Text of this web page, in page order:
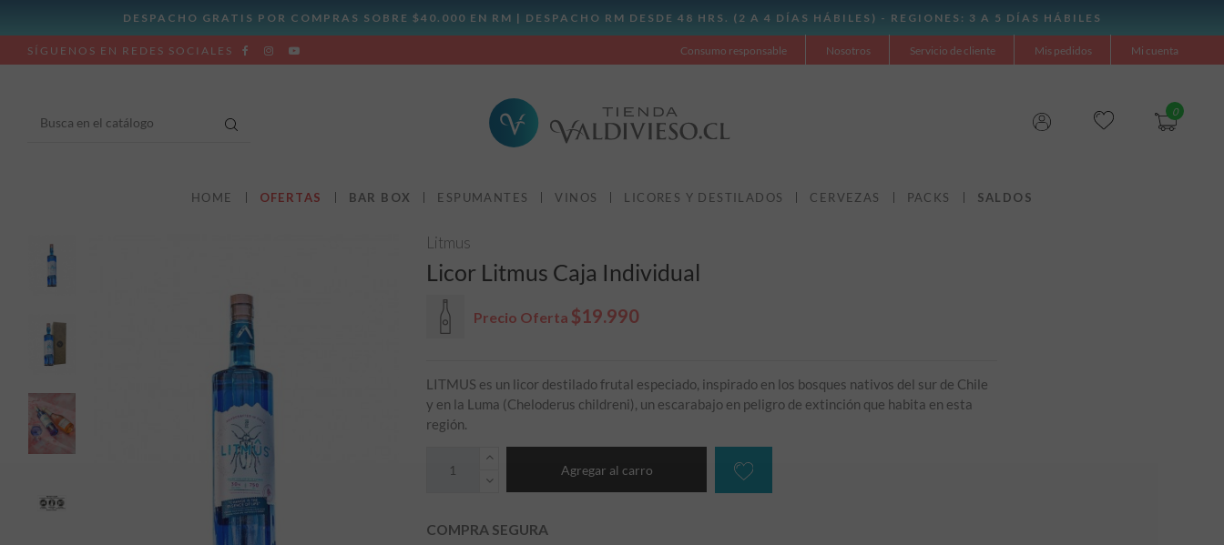
SÍGUENOS EN REDES SOCIALES Consumo responsable Nosotros Servicio de cliente Mis pedidos Mi cuenta
0
HOME OFERTAS BAR BOX ESPUMANTES VINOS LICORES Y DESTILADOS CERVEZAS PACKS SALDOS
Litmus
Licor Litmus Caja Individual
Precio Oferta $19.990
LITMUS es un licor destilado frutal especiado, inspirado en los bosques nativos del sur de Chile
y en la Luma (Cheloderus childreni), un escarabajo en peligro de extinción que habita en esta
región.
Agregar al carro
COMPRA SEGURA